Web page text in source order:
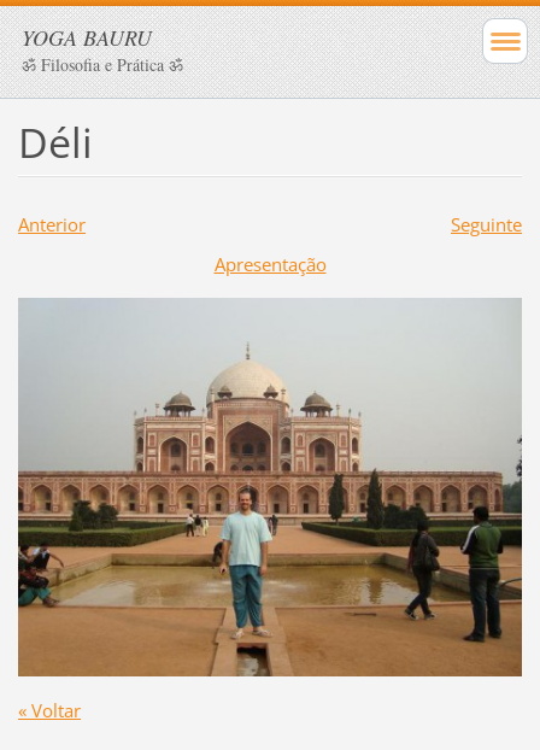
YOGA BAURU
ॐ Filosofia e Prática ॐ
Déli
Anterior
Seguinte
Apresentação
« Voltar